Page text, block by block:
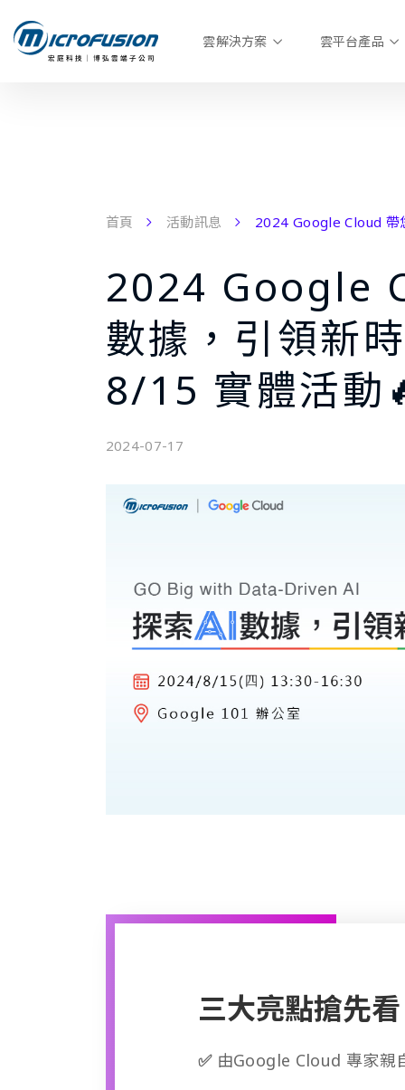
雲解決方案 雲平台產品
首頁 活動訊息 2024 Google Cloud 帶
2024 Google
數據，引領新
8/15 實體活動
2024-07-17
三大亮點搶先看
✅ 由Google Cloud 專家親